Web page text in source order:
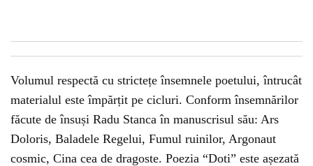
Volumul respectă cu strictețe însemnele poetului, întrucât
materialul este împărțit pe cicluri. Conform însemnărilor
făcute de însuși Radu Stanca în manuscrisul său: Ars
Doloris, Baladele Regelui, Fumul ruinilor, Argonaut
cosmic, Cina cea de dragoste. Poezia “Doti” este așezată